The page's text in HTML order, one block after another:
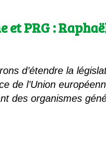
et PRG :
d’étendre la
de l’Union
des organismes